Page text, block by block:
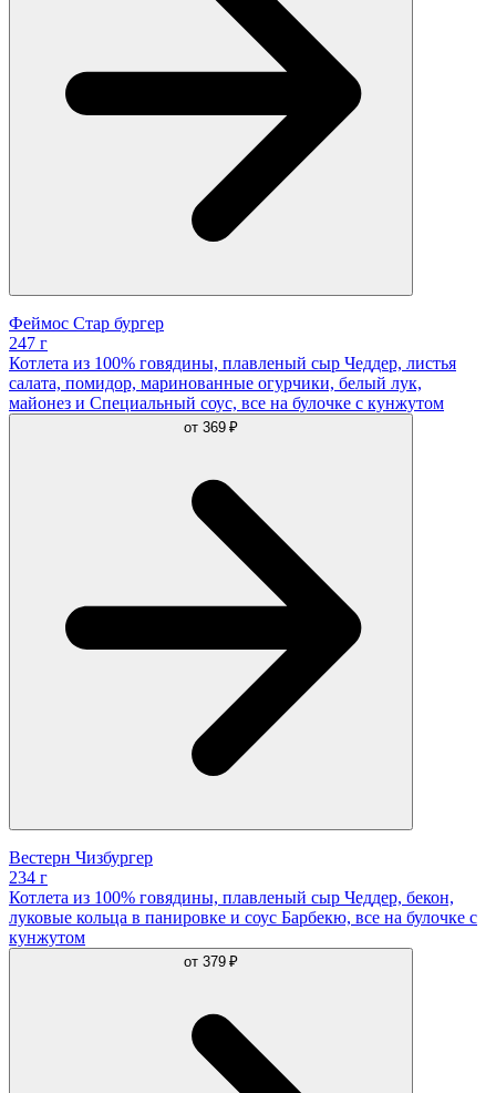
Феймос Стар бургер
247 г
Котлета из 100% говядины, плавленый сыр Чеддер, листья
салата, помидор, маринованные огурчики, белый лук,
майонез и Cпециальный соус, все на булочке с кунжутом
от 369 ₽
Вестерн Чизбургер
234 г
Котлета из 100% говядины, плавленый сыр Чеддер, бекон,
луковые кольца в панировке и соус Барбекю, все на булочке с
кунжутом
от 379 ₽